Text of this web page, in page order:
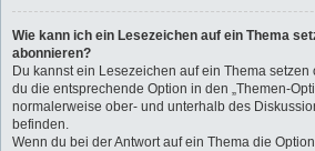
Wie kann ich ein Lesezeichen auf ein Thema
abonnieren?
Du kannst ein Lesezeichen auf ein Thema
du die entsprechende Option in den „Themen-
normalerweise ober- und unterhalb des
befinden.
Wenn du bei der Antwort auf ein Thema die